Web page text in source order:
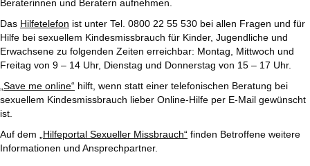
Beraterinnen und Beratern aufnehmen.
Das Hilfetelefon ist unter Tel. 0800 22 55 530 bei allen Fragen und für
Hilfe bei sexuellem Kindesmissbrauch für Kinder, Jugendliche und
Erwachsene zu folgenden Zeiten erreichbar: Montag, Mittwoch und
Freitag von 9 – 14 Uhr, Dienstag und Donnerstag von 15 – 17 Uhr.
„Save me online“ hilft, wenn statt einer telefonischen Beratung bei
sexuellem Kindesmissbrauch lieber Online-Hilfe per E-Mail gewünscht
ist.
Auf dem „Hilfeportal Sexueller Missbrauch“ finden Betroffene weitere
Informationen und Ansprechpartner.